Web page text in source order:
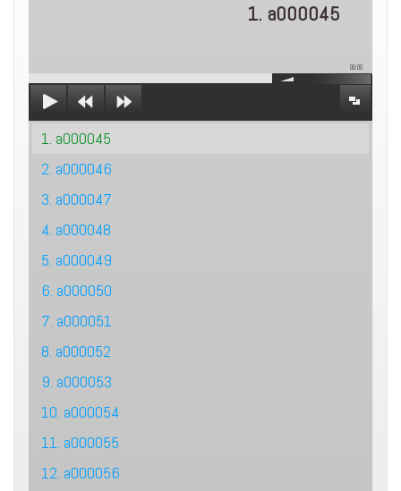
1. a000045
00:00
1. a000045
2. a000046
3. a000047
4. a000048
5. a000049
6. a000050
7. a000051
8. a000052
9. a000053
10. a000054
11. a000055
12. a000056